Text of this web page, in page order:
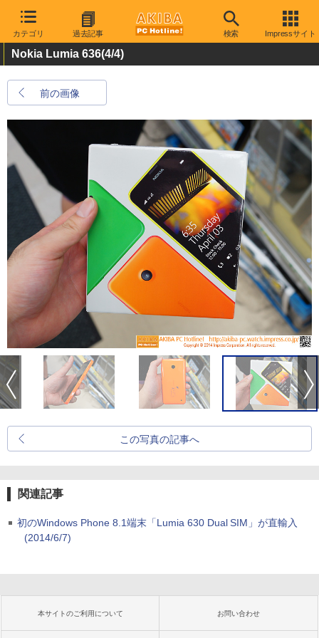
カテゴリ 過去記事 検索 Impressサイト
Nokia Lumia 636(4/4)
前の画像
この写真の記事へ
関連記事
初のWindows Phone 8.1端末「Lumia 630 Dual SIM」が直輸入
(2014/6/7)
本サイトのご利用について お問い合わせ